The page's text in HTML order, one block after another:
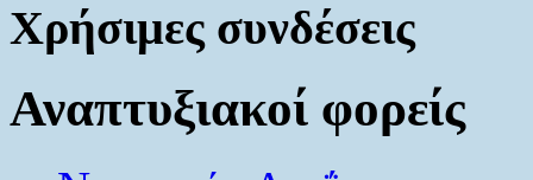
Χρήσιμες συνδέσεις
Αναπτυξιακοί φορείς